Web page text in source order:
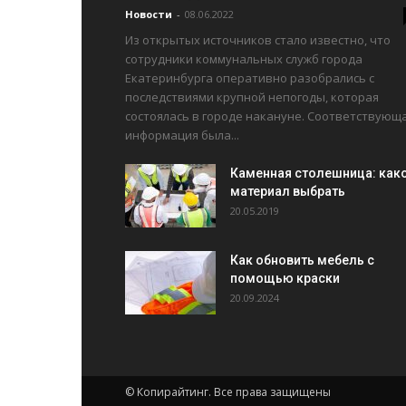
Новости - 08.06.2022
Из открытых источников стало известно, что
сотрудники коммунальных служб города
Екатеринбурга оперативно разобрались с
последствиями крупной непогоды, которая
состоялась в городе накануне.
информация была...
Каменная столешница:
материал выбрать
20.05.2019
Как обновить мебель с
помощью краски
20.09.2024
© Копирайтинг. Все права защищены